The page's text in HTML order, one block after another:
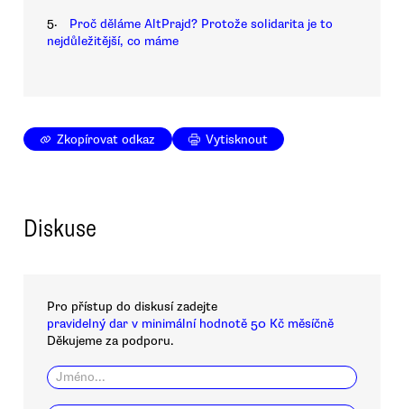
5.
Proč děláme AltPrajd? Protože solidarita je to
nejdůležitější, co máme
Zkopírovat odkaz Vytisknout
Diskuse
Pro přístup do diskusí zadejte
pravidelný dar v minimální hodnotě 50 Kč měsíčně
Děkujeme za podporu.